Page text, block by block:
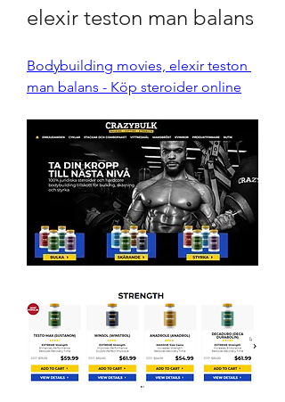
elexir teston man balans
Bodybuilding movies, elexir teston
man balans - Köp steroider online